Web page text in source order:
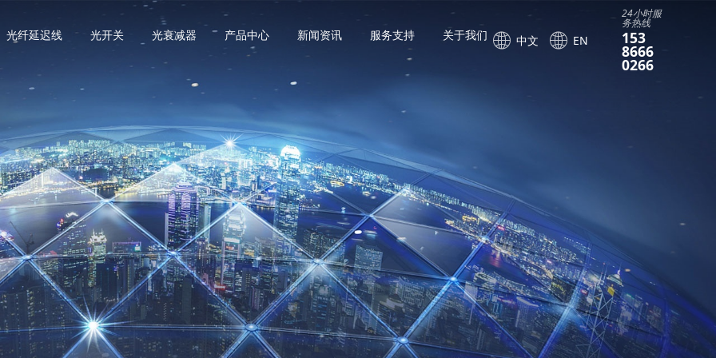
光纤延迟线 光开关 光衰减器 产品中心 新闻资讯 服务支持 关于我们 中文 EN
24小时服
务热线
153
8666
0266